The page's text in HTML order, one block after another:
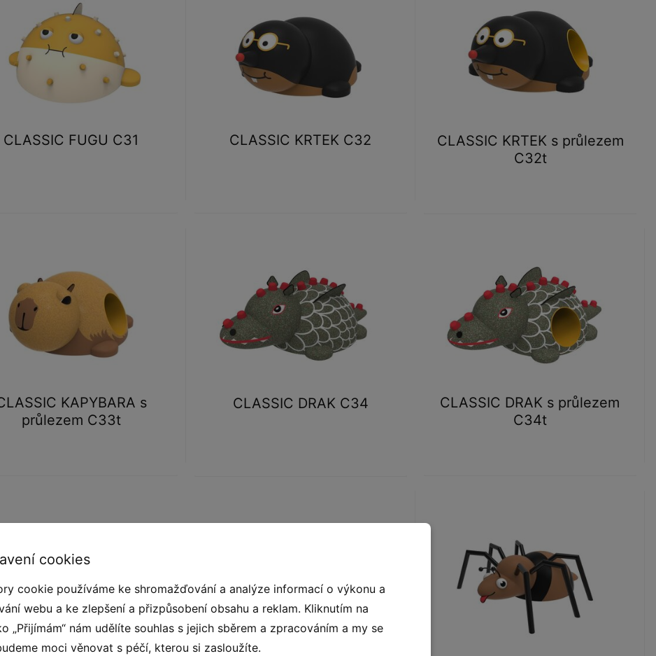
CLASSIC FUGU C31 CLASSIC KRTEK C32
CLASSIC KRTEK s průlezem
C32t
KAPYBARA s
průlezem C33t
CLASSIC DRAK C34
CLASSIC DRAK s průlezem
C34t
cookies
cookie používáme ke shromažďování a analýze informací o výkonu a
webu a ke zlepšení a přizpůsobení obsahu a reklam. Kliknutím na
„Přijímám“ nám udělíte souhlas s jejich sběrem a zpracováním a my se
moci věnovat s péčí, kterou si zasloužíte.